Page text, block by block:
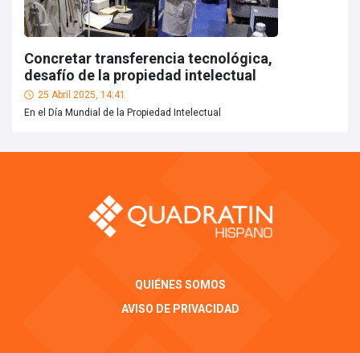
Concretar transferencia tecnológica,
desafío de la propiedad intelectual
25 Abril 2025, 14:41
En el Día Mundial de la Propiedad Intelectual
QUIÉNES SOMOS
AVISO DE PRIVACIDAD